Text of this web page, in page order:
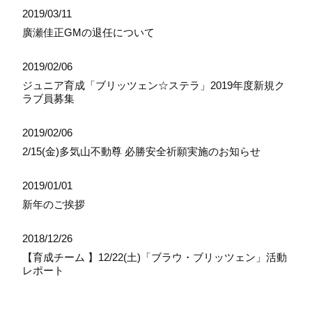
2019/03/11
廣瀬佳正GMの退任について
2019/02/06
ジュニア育成「ブリッツェン☆ステラ」2019年度新規ク
ラブ員募集
2019/02/06
2/15(金)多気山不動尊 必勝安全祈願実施のお知らせ
2019/01/01
新年のご挨拶
2018/12/26
【育成チーム 】12/22(土)「ブラウ・ブリッツェン」活動
レポート